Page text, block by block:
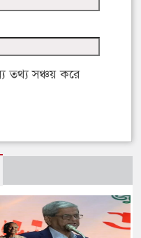
তথ্য সঞ্চয় করে